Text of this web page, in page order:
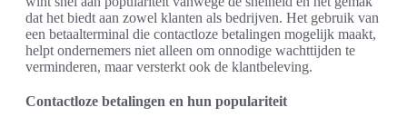
dat het biedt aan zowel klanten als bedrijven. Het gebruik van
een betaalterminal die contactloze betalingen mogelijk maakt,
helpt ondernemers niet alleen om onnodige wachttijden te
verminderen, maar versterkt ook de klantbeleving.
Contactloze betalingen en hun populariteit